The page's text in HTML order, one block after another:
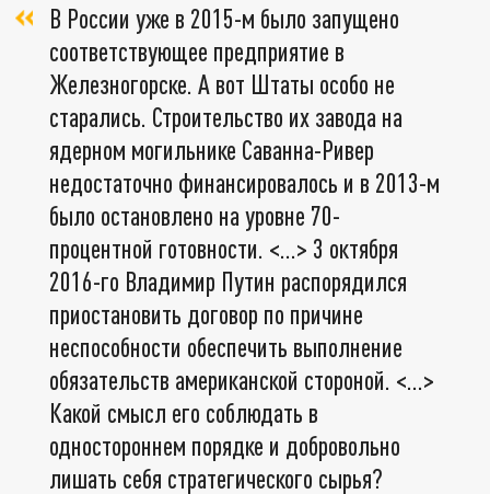
В России уже в 2015-м было запущено
соответствующее предприятие в
Железногорске. А вот Штаты особо не
старались. Строительство их завода на
ядерном могильнике Саванна-Ривер
недостаточно финансировалось и в 2013-м
было остановлено на уровне 70-
процентной готовности. <…> 3 октября
2016-го Владимир Путин распорядился
приостановить договор по причине
неспособности обеспечить выполнение
обязательств американской стороной. <…>
Какой смысл его соблюдать в
одностороннем порядке и добровольно
лишать себя стратегического сырья?